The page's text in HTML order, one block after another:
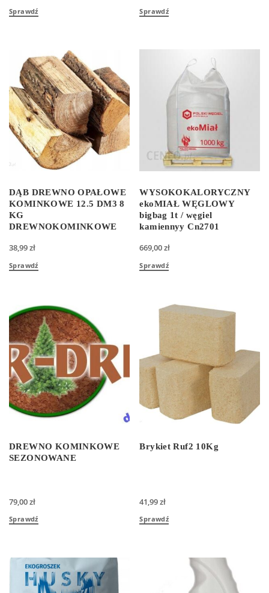
Sprawdź Sprawdź
DĄB DREWNO OPAŁOWE
KOMINKOWE 12.5 DM3 8
KG
DREWNOKOMINKOWE
38,99zł
Sprawdź
WYSOKOKALORYCZNY
ekoMIAŁ WĘGLOWY
bigbag 1t / węgiel
kamiennyy Cn2701
669,00zł
Sprawdź
DREWNO KOMINKOWE
SEZONOWANE
79,00zł
Sprawdź
Brykiet Ruf2 10Kg
41,99zł
Sprawdź